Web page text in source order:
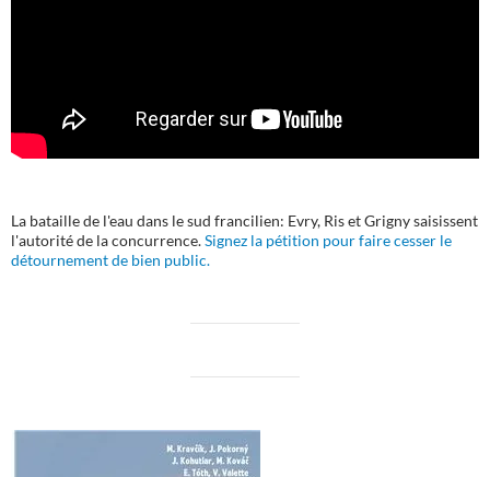
La bataille de l'eau dans le sud francilien: Evry, Ris et Grigny saisissent
l'autorité de la concurrence.Signez la pétition pour faire cesser le
détournement de bien public.